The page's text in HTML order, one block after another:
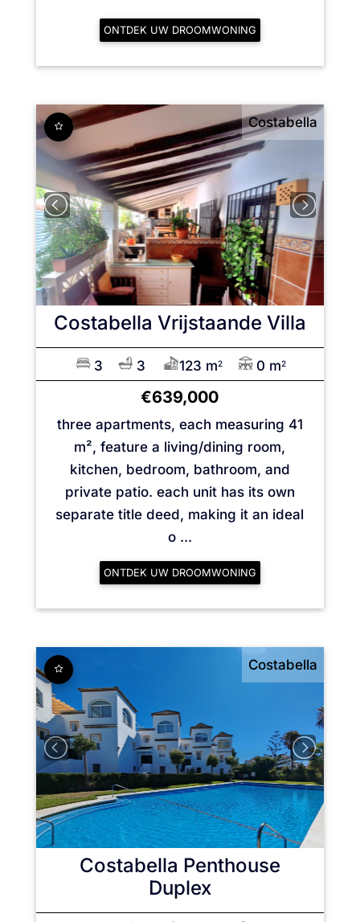
ONTDEK UW DROOMWONING
Costabella
Costabella Vrijstaande Villa
3 3 123 m2 0 m2
€639,000
three apartments, each measuring 41
m², feature a living/dining room,
kitchen, bedroom, bathroom, and
private patio. each unit has its own
separate title deed, making it an ideal
o ...
ONTDEK UW DROOMWONING
Costabella
Costabella Penthouse
Duplex